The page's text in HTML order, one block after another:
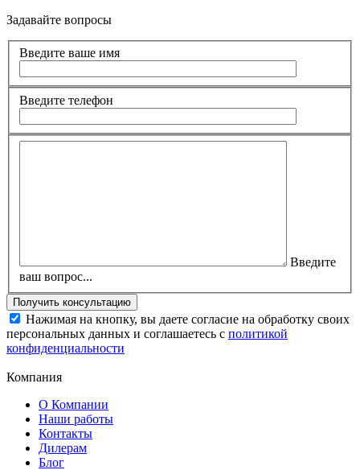
Задавайте вопросы
Введите ваше имя
Введите телефон
Введите
ваш вопрос...
Нажимая на кнопку, вы даете согласие на обработку своих
персональных данных и соглашаетесь с политикой
конфиденциальности
Компания
О Компании
Наши работы
Контакты
Дилерам
Блог